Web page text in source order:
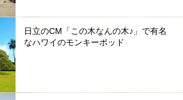
日立のCM「この木なんの木♪」で有名
なハワイのモンキーポッド